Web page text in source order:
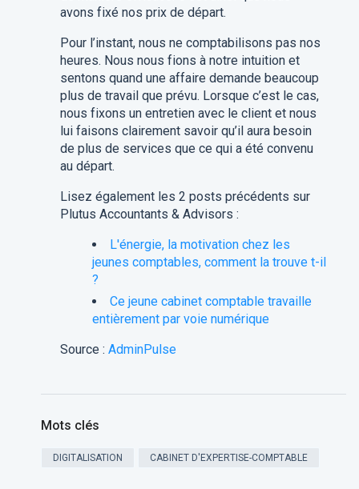
avons fixé nos prix de départ.
Pour l’instant, nous ne comptabilisons pas nos
heures. Nous nous fions à notre intuition et
sentons quand une affaire demande beaucoup
plus de travail que prévu. Lorsque c’est le cas,
nous fixons un entretien avec le client et nous
lui faisons clairement savoir qu’il aura besoin
de plus de services que ce qui a été convenu
au départ.
Lisez également les 2 posts précédents sur
Plutus Accountants & Advisors :
L'énergie, la motivation chez les
jeunes comptables, comment la trouve t-il
?
Ce jeune cabinet comptable travaille
entièrement par voie numérique
Source : AdminPulse
Mots clés
DIGITALISATION CABINET D'EXPERTISE-COMPTABLE